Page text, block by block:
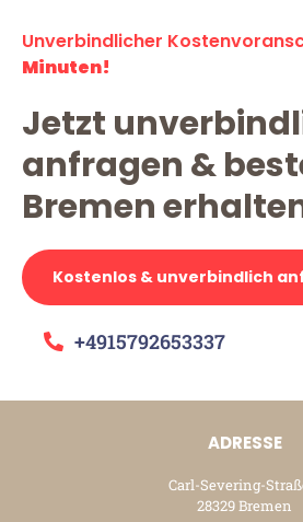
Unverbindlicher
Minuten!
Jetzt
anfragen &
Bremen
Kostenlos & unverbindlich
+4915792653337
ADRESSE
Carl-Severing-
28329 Bremen